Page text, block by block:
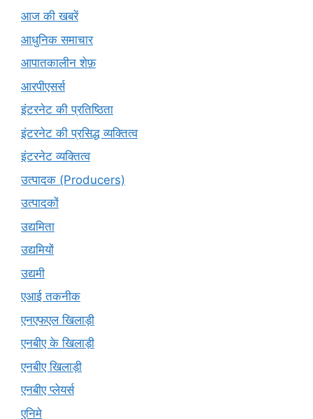
आज की खबरें
आधुनिक समाचार
आपातकालीन शेफ़
आरपीएसर्स
इंटरनेट की प्रतिष्ठिता
इंटरनेट की प्रसिद्ध व्यक्तित्व
इंटरनेट व्यक्तित्व
उत्पादक (Producers)
उत्पादकों
उद्यमिता
उद्यमियों
उद्यमी
एआई तकनीक
एनएफएल खिलाड़ी
एनबीए के खिलाड़ी
एनबीए खिलाड़ी
एनबीए प्लेयर्स
एनिमे